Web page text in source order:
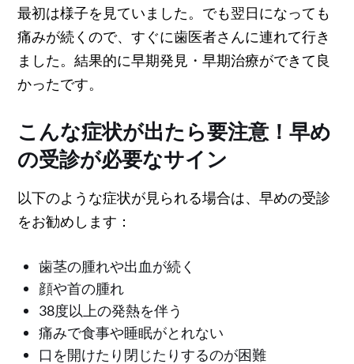
最初は様子を見ていました。でも翌日になっても
痛みが続くので、すぐに歯医者さんに連れて行き
ました。結果的に早期発見・早期治療ができて良
かったです。
こんな症状が出たら要注意！早め
の受診が必要なサイン
以下のような症状が見られる場合は、早めの受診
をお勧めします：
歯茎の腫れや出血が続く
顔や首の腫れ
38度以上の発熱を伴う
痛みで食事や睡眠がとれない
口を開けたり閉じたりするのが困難